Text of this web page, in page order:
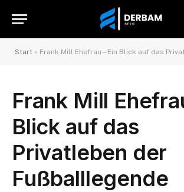
Start » Frank Mill Ehefrau – Ein Blick auf das
Frank Mill
Blick auf das
Privatleben der
Fußballlegende